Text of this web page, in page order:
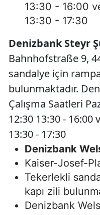
13:30 - 16:00
13:30 - 17:30
Denizbank Steyr
Bahnhofstraße 9,
sandalye için
bulunmaktadır.
Çalışma Saatleri
12:30 13:30 - 16:00
13:30 - 17:30
Denizbank
Kaiser-Josef-
Tekerlekli
kapı zili
Denizbank